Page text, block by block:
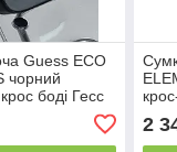
Guess ECO
чорний
боді Гесс
2